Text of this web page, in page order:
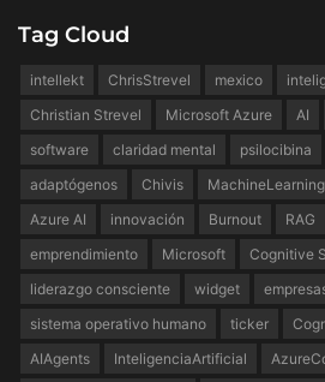
Tag Cloud
intellekt ChrisStrevel mexico
Christian Strevel
Microsoft Azure AI
software
claridad mental psilocibina
adaptógenos
Chivis MachineLearning
Azure AI
innovación Burnout RAG
emprendimiento
Microsoft
Cognitive
liderazgo consciente
widget
sistema operativo humano
ticker
AIAgents
InteligenciaArtificial